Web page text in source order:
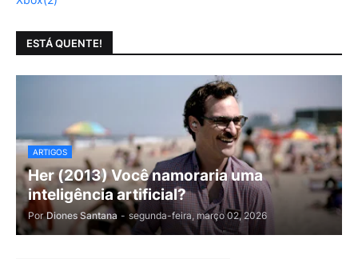
ESTÁ QUENTE!
ARTIGOS
Her (2013) Você namoraria uma
inteligência artificial?
Por Diones Santana - segunda-feira, março 02, 2026